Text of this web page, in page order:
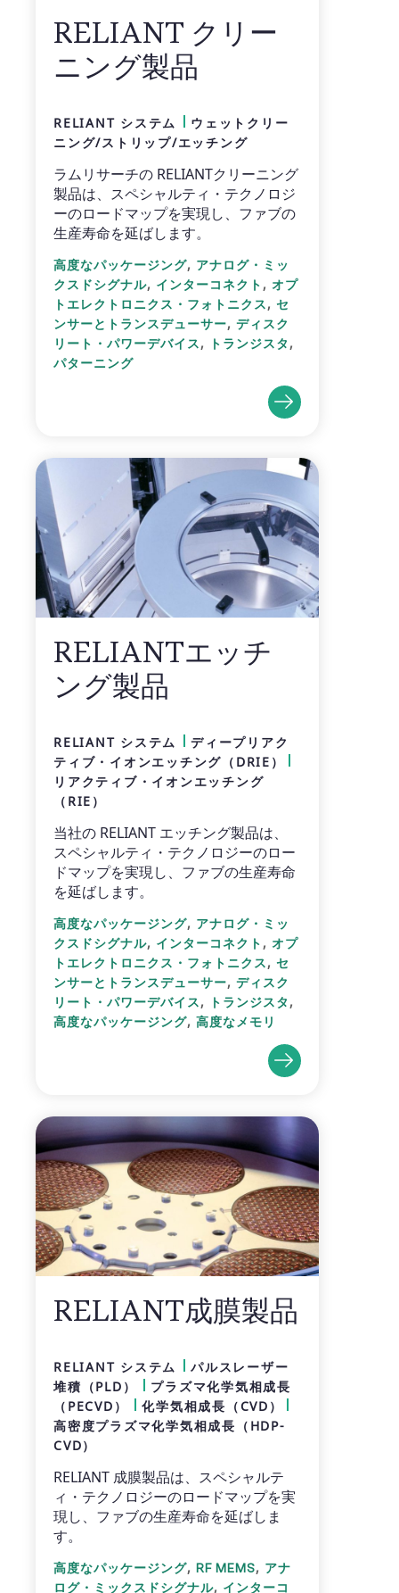
RELIANT クリー
ニング製品
RELIANT システム
ウェットクリー
ニング/ストリップ/エッチング
ラムリサーチの RELIANTクリーニング
製品は、スペシャルティ・テクノロジ
ーのロードマップを実現し、ファブの
生産寿命を延ばします。
高度なパッケージング, アナログ・ミッ
クスドシグナル, インターコネクト , オプ
トエレクトロニクス・フォトニクス, セ
ンサーとトランスデューサー, ディスク
リート・パワーデバイス, トランジスタ ,
パターニング
RELIANTエッチ
ング製品
RELIANT システム
ディープリアク
ティブ・イオンエッチング（DRIE）
リアクティブ・イオンエッチング
（RIE）
当社の RELIANT エッチング製品は、
スペシャルティ・テクノロジーのロー
ドマップを実現し、ファブの生産寿命
を延ばします。
高度なパッケージング, アナログ・ミッ
クスドシグナル, インターコネクト , オプ
トエレクトロニクス・フォトニクス, セ
ンサーとトランスデューサー, ディスク
リート・パワーデバイス, トランジスタ ,
高度なパッケージング, 高度なメモリ
RELIANT成膜製品
RELIANT システム
パルスレーザー
堆積（PLD）
プラズマ化学気相成長
（PECVD）
化学気相成長（CVD）
高密度プラズマ化学気相成長（HDP-
CVD）
RELIANT 成膜製品は、スペシャルテ
ィ・テクノロジーのロードマップを実
現し、ファブの生産寿命を延ばしま
す。
高度なパッケージング, RF MEMS, アナ
ログ・ミックスドシグナル, インターコ